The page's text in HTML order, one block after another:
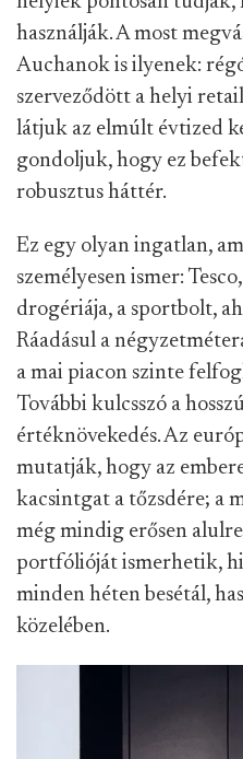
használják. A most
Auchanok is ilyenek:
szerveződött a helyi
látjuk az elmúlt évtized
gondoljuk, hogy ez
robusztus háttér.
Ez egy olyan ingatlan,
személyesen ismer:
drogériája, a sportbolt,
Ráadásul a
a mai piacon szinte
További kulcsszó a
értéknövekedés. Az
mutatják, hogy az
kacsintgat a tőzsdére; a
még mindig erősen
portfólióját ismerhetik,
minden héten besétál,
közelében.